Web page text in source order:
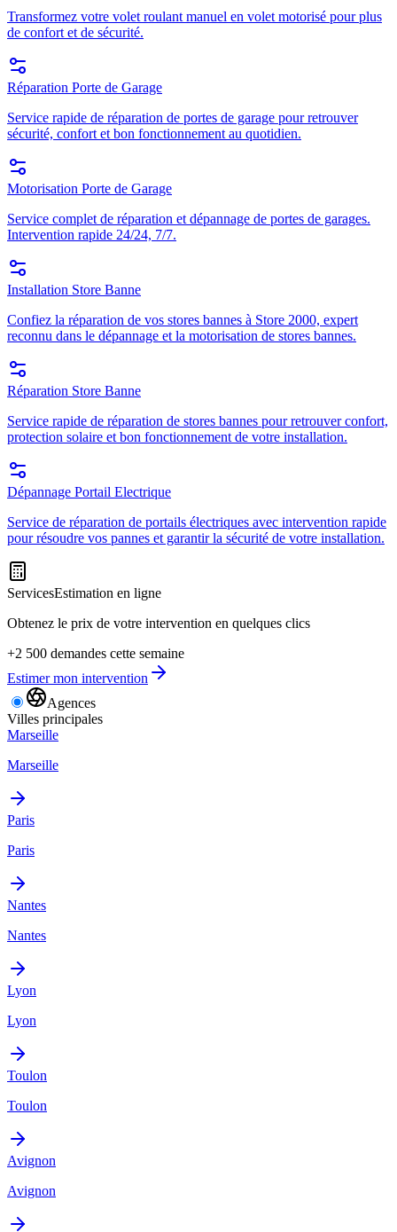
Transformez votre volet roulant manuel en volet motorisé pour plus
de confort et de sécurité.
Réparation Porte de Garage
Service rapide de réparation de portes de garage pour retrouver
sécurité, confort et bon fonctionnement au quotidien.
Motorisation Porte de Garage
Service complet de réparation et dépannage de portes de garages.
Intervention rapide 24/24, 7/7.
Installation Store Banne
Confiez la réparation de vos stores bannes à Store 2000, expert
reconnu dans le dépannage et la motorisation de stores bannes.
Réparation Store Banne
Service rapide de réparation de stores bannes pour retrouver confort,
protection solaire et bon fonctionnement de votre installation.
Dépannage Portail Electrique
Service de réparation de portails électriques avec intervention rapide
pour résoudre vos pannes et garantir la sécurité de votre installation.
ServicesEstimation en ligne
Obtenez le prix de votre intervention en quelques clics
+2 500 demandes cette semaine
Estimer mon intervention
Agences
Villes principales
Marseille
Marseille
Paris
Paris
Nantes
Nantes
Lyon
Lyon
Toulon
Toulon
Avignon
Avignon